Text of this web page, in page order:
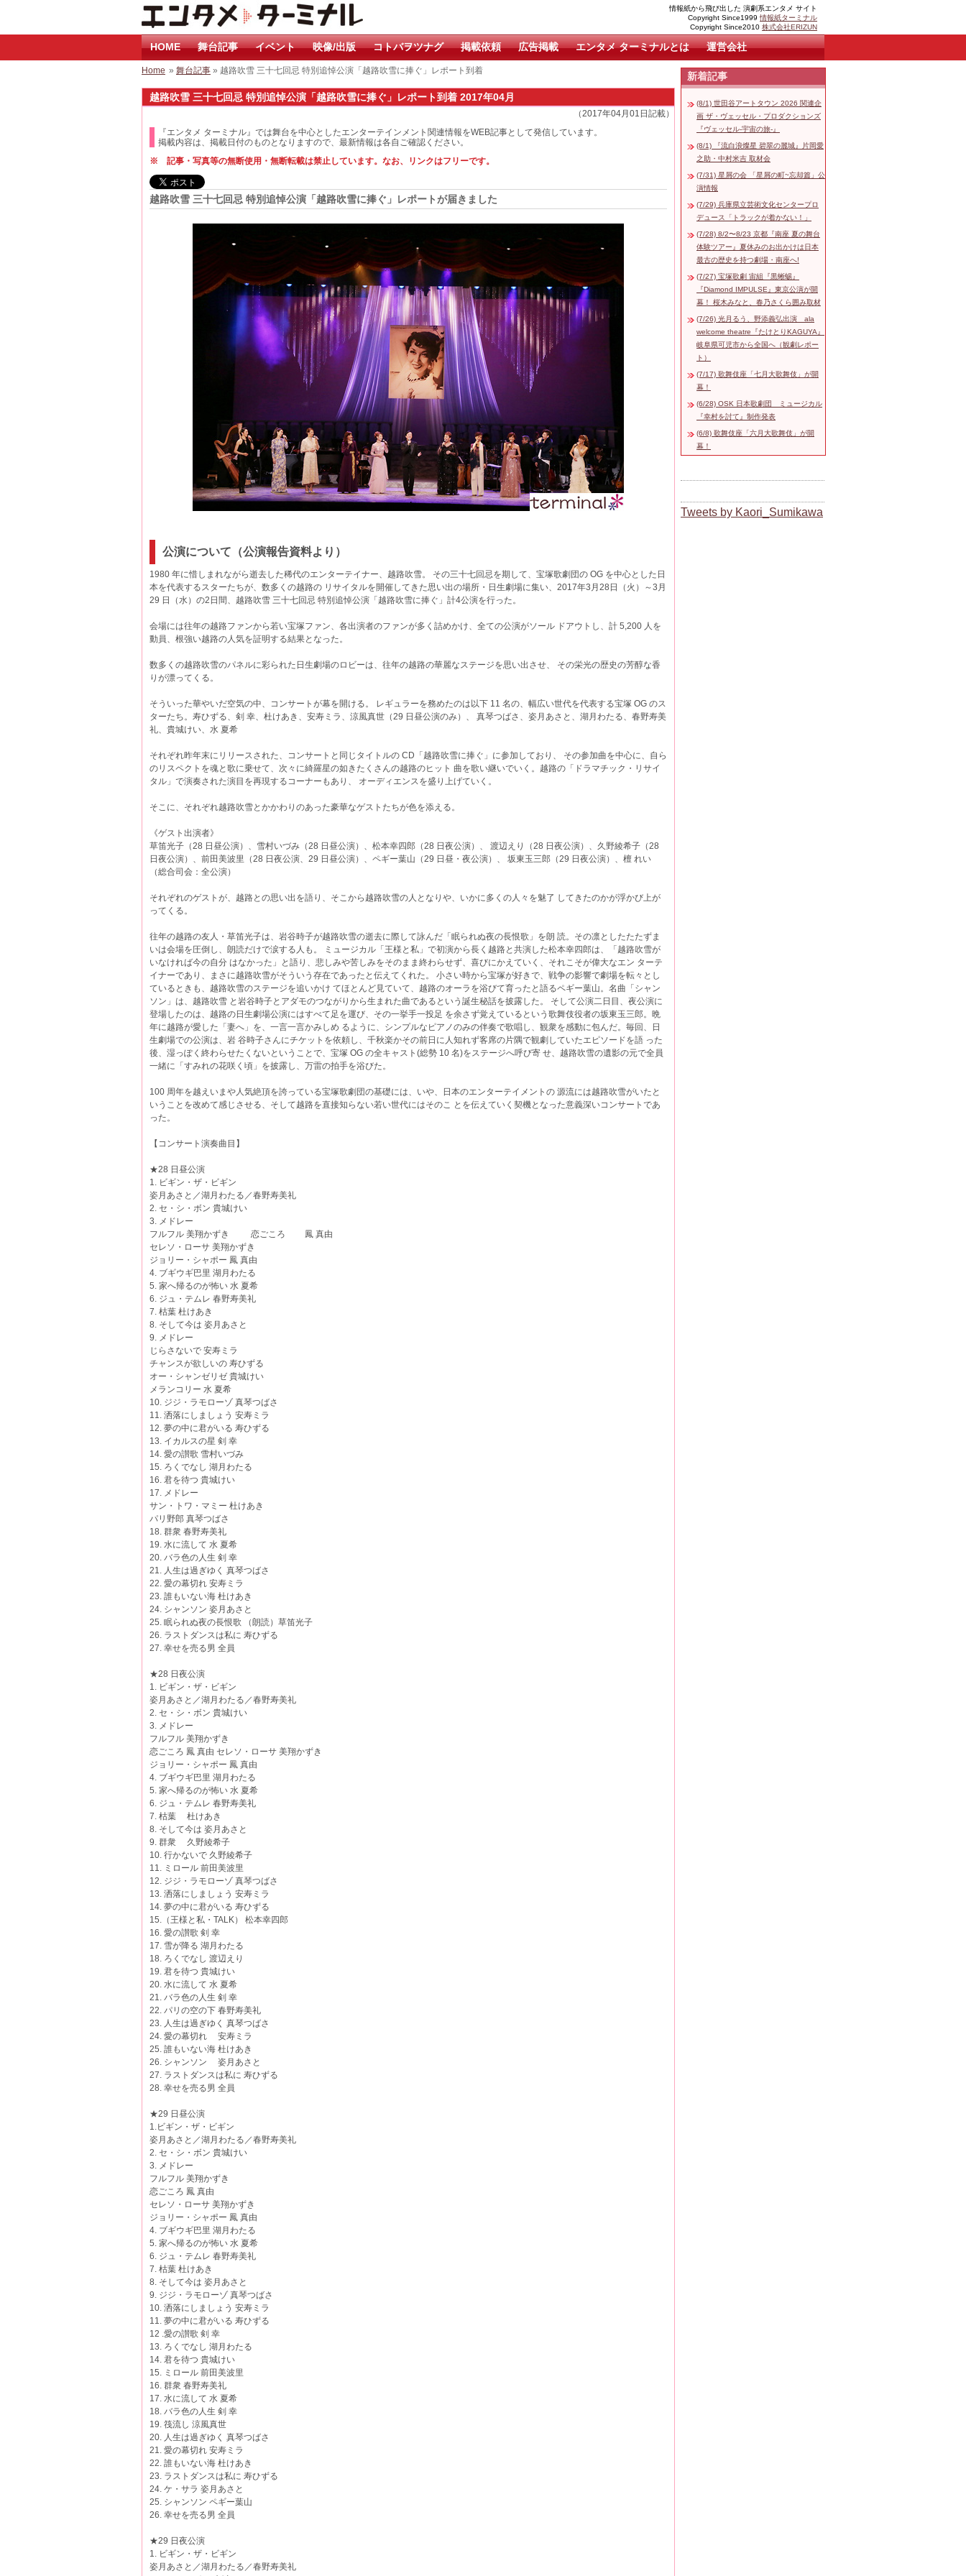
情報紙から飛び出した 演劇系エンタメ サイト
Copyright Since1999 情報紙ターミナル
Copyright Since2010 株式会社ERIZUN
HOME 舞台記事 イベント 映像/出版 コトバヲツナグ 掲載依頼 広告掲載 エンタメ ターミナルとは 運営会社
Home » 舞台記事 » 越路吹雪 三十七回忌 特別追悼公演「越路吹雪に捧ぐ」レポート到着
越路吹雪 三十七回忌 特別追悼公演「越路吹雪に捧ぐ」レポート到着 2017年04月
（2017年04月01日記載）
『エンタメ ターミナル』では舞台を中心としたエンターテインメント関連情報をWEB記事として発信しています。
掲載内容は、掲載日付のものとなりますので、最新情報は各自ご確認ください。
※ 記事・写真等の無断使用・無断転載は禁止しています。なお、リンクはフリーです。
越路吹雪 三十七回忌 特別追悼公演「越路吹雪に捧ぐ」レポートが届きました
公演について（公演報告資料より）
1980 年に惜しまれながら逝去した稀代のエンターテイナー、越路吹雪。 その三十七回忌を期して、宝塚歌劇団の OG を中心とした日
本を代表するスターたちが、数多くの越路の リサイタルを開催してきた思い出の場所・日生劇場に集い、2017年3月28日（火）～3月
29 日（水）の2日間、越路吹雪 三十七回忌 特別追悼公演「越路吹雪に捧ぐ」計4公演を行った。
会場には往年の越路ファンから若い宝塚ファン、各出演者のファンが多く詰めかけ、全ての公演がソール ドアウトし、計 5,200 人を
動員、根強い越路の人気を証明する結果となった。
数多くの越路吹雪のパネルに彩られた日生劇場のロビーは、往年の越路の華麗なステージを思い出させ、 その栄光の歴史の芳醇な香
りが漂ってくる。
そういった華やいだ空気の中、コンサートが幕を開ける。 レギュラーを務めたのは以下 11 名の、幅広い世代を代表する宝塚 OG のス
ターたち。寿ひずる、剣 幸、杜けあき、安寿ミラ、涼風真世（29 日昼公演のみ）、 真琴つばさ、姿月あさと、湖月わたる、春野寿美
礼、貴城けい、水 夏希
それぞれ昨年末にリリースされた、コンサートと同じタイトルの CD「越路吹雪に捧ぐ」に参加しており、 その参加曲を中心に、自ら
のリスペクトを魂と歌に乗せて、次々に綺羅星の如きたくさんの越路のヒット 曲を歌い継いでいく。越路の「ドラマチック・リサイ
タル」で演奏された演目を再現するコーナーもあり、 オーディエンスを盛り上げていく。
そこに、それぞれ越路吹雪とかかわりのあった豪華なゲストたちが色を添える。
《ゲスト出演者》
草笛光子（28 日昼公演）、雪村いづみ（28 日昼公演）、松本幸四郎（28 日夜公演）、 渡辺えり（28 日夜公演）、久野綾希子（28
日夜公演）、前田美波里（28 日夜公演、29 日昼公演）、ペギー葉山（29 日昼・夜公演）、 坂東玉三郎（29 日夜公演）、檀 れい
（総合司会：全公演）
それぞれのゲストが、越路との思い出を語り、そこから越路吹雪の人となりや、いかに多くの人々を魅了 してきたのかが浮かび上が
ってくる。
往年の越路の友人・草笛光子は、岩谷時子が越路吹雪の逝去に際して詠んだ「眠られぬ夜の長恨歌」を朗 読。その凛としたたたずま
いは会場を圧倒し、朗読だけで涙する人も。 ミュージカル「王様と私」で初演から長く越路と共演した松本幸四郎は、「越路吹雪が
いなければ今の自分 はなかった」と語り、悲しみや苦しみをそのまま終わらせず、喜びにかえていく、それこそが偉大なエン ターテ
イナーであり、まさに越路吹雪がそういう存在であったと伝えてくれた。 小さい時から宝塚が好きで、戦争の影響で劇場を転々とし
ているときも、越路吹雪のステージを追いかけ てほとんど見ていて、越路のオーラを浴びて育ったと語るペギー葉山。名曲「シャン
ソン」は、越路吹雪 と岩谷時子とアダモのつながりから生まれた曲であるという誕生秘話を披露した。 そして公演二日目、夜公演に
登場したのは、越路の日生劇場公演にはすべて足を運び、その一挙手一投足 を余さず覚えているという歌舞伎役者の坂東玉三郎。晩
年に越路が愛した「妻へ」を、一言一言かみしめ るように、シンプルなピアノのみの伴奏で歌唱し、観衆を感動に包んだ。毎回、日
生劇場での公演は、岩 谷時子さんにチケットを依頼し、千秋楽かその前日に人知れず客席の片隅で観劇していたエピソードを語 った
後、湿っぽく終わらせたくないということで、宝塚 OG の全キャスト(総勢 10 名)をステージへ呼び寄 せ、越路吹雪の遺影の元で全員
一緒に「すみれの花咲く頃」を披露し、万雷の拍手を浴びた。
100 周年を越えいまや人気絶頂を誇っている宝塚歌劇団の基礎には、いや、日本のエンターテイメントの 源流には越路吹雪がいたと
いうことを改めて感じさせる、そして越路を直接知らない若い世代にはそのこ とを伝えていく契機となった意義深いコンサートであ
った。
【コンサート演奏曲目】
★28 日昼公演
1. ビギン・ザ・ビギン
姿月あさと／湖月わたる／春野寿美礼
2. セ・シ・ボン 貴城けい
3. メドレー
フルフル 美翔かずき 恋ごころ 鳳 真由
セレソ・ローサ 美翔かずき
ジョリー・シャポー 鳳 真由
4. ブギウギ巴里 湖月わたる
5. 家へ帰るのが怖い 水 夏希
6. ジュ・テムレ 春野寿美礼
7. 枯葉 杜けあき
8. そして今は 姿月あさと
9. メドレー
じらさないで 安寿ミラ
チャンスが欲しいの 寿ひずる
オー・シャンゼリゼ 貴城けい
メランコリー 水 夏希
10. ジジ・ラモローゾ 真琴つばさ
11. 洒落にしましょう 安寿ミラ
12. 夢の中に君がいる 寿ひずる
13. イカルスの星 剣 幸
14. 愛の讃歌 雪村いづみ
15. ろくでなし 湖月わたる
16. 君を待つ 貴城けい
17. メドレー
サン・トワ・マミー 杜けあき
パリ野郎 真琴つばさ
18. 群衆 春野寿美礼
19. 水に流して 水 夏希
20. バラ色の人生 剣 幸
21. 人生は過ぎゆく 真琴つばさ
22. 愛の幕切れ 安寿ミラ
23. 誰もいない海 杜けあき
24. シャンソン 姿月あさと
25. 眠られぬ夜の長恨歌 （朗読）草笛光子
26. ラストダンスは私に 寿ひずる
27. 幸せを売る男 全員
★28 日夜公演
1. ビギン・ザ・ビギン
姿月あさと／湖月わたる／春野寿美礼
2. セ・シ・ボン 貴城けい
3. メドレー
フルフル 美翔かずき
恋ごころ 鳳 真由 セレソ・ローサ 美翔かずき
ジョリー・シャポー 鳳 真由
4. ブギウギ巴里 湖月わたる
5. 家へ帰るのが怖い 水 夏希
6. ジュ・テムレ 春野寿美礼
7. 枯葉 杜けあき
8. そして今は 姿月あさと
9. 群衆 久野綾希子
10. 行かないで 久野綾希子
11. ミロール 前田美波里
12. ジジ・ラモローゾ 真琴つばさ
13. 洒落にしましょう 安寿ミラ
14. 夢の中に君がいる 寿ひずる
15.（王様と私・TALK） 松本幸四郎
16. 愛の讃歌 剣 幸
17. 雪が降る 湖月わたる
18. ろくでなし 渡辺えり
19. 君を待つ 貴城けい
20. 水に流して 水 夏希
21. バラ色の人生 剣 幸
22. パリの空の下 春野寿美礼
23. 人生は過ぎゆく 真琴つばさ
24. 愛の幕切れ 安寿ミラ
25. 誰もいない海 杜けあき
26. シャンソン 姿月あさと
27. ラストダンスは私に 寿ひずる
28. 幸せを売る男 全員
★29 日昼公演
1.ビギン・ザ・ビギン
姿月あさと／湖月わたる／春野寿美礼
2. セ・シ・ボン 貴城けい
3. メドレー
フルフル 美翔かずき
恋ごころ 鳳 真由
セレソ・ローサ 美翔かずき
ジョリー・シャポー 鳳 真由
4. ブギウギ巴里 湖月わたる
5. 家へ帰るのが怖い 水 夏希
6. ジュ・テムレ 春野寿美礼
7. 枯葉 杜けあき
8. そして今は 姿月あさと
9. ジジ・ラモローゾ 真琴つばさ
10. 洒落にしましょう 安寿ミラ
11. 夢の中に君がいる 寿ひずる
12 .愛の讃歌 剣 幸
13. ろくでなし 湖月わたる
14. 君を待つ 貴城けい
15. ミロール 前田美波里
16. 群衆 春野寿美礼
17. 水に流して 水 夏希
18. バラ色の人生 剣 幸
19. 筏流し 涼風真世
20. 人生は過ぎゆく 真琴つばさ
21. 愛の幕切れ 安寿ミラ
22. 誰もいない海 杜けあき
23. ラストダンスは私に 寿ひずる
24. ケ・サラ 姿月あさと
25. シャンソン ペギー葉山
26. 幸せを売る男 全員
★29 日夜公演
1. ビギン・ザ・ビギン
姿月あさと／湖月わたる／春野寿美礼
新着記事
(8/1) 世田谷アートタウン 2026 関連企
画 ザ・ヴェッセル・プロダクションズ
『ヴェッセル-宇宙の旅-』
(8/1) 『流白浪燦星 碧翠の麗城』片岡愛
之助・中村米吉 取材会
(7/31) 星屑の会 「星屑の町~忘却篇」公
演情報
(7/29) 兵庫県立芸術文化センタープロ
デュース「トラックが着かない！」
(7/28) 8/2〜8/23 京都『南座 夏の舞台
体験ツアー』夏休みのお出かけは日本
最古の歴史を持つ劇場・南座へ!
(7/27) 宝塚歌劇 宙組『黒蜥蜴』
『Diamond IMPULSE』東京公演が開
幕！ 桜木みなと、春乃さくら囲み取材
(7/26) 光月るう、野添義弘出演 ala
welcome theatre『たけとりKAGUYA』
岐阜県可児市から全国へ（観劇レポー
ト）
(7/17) 歌舞伎座「七月大歌舞伎」が開
幕！
(6/28) OSK 日本歌劇団 ミュージカル
『幸村を討て』制作発表
(6/8) 歌舞伎座「六月大歌舞伎」が開
幕！
Tweets by Kaori_Sumikawa